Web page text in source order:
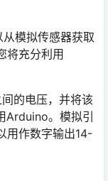
模拟传感器获取
将充分利用
的电压，并将该
Arduino。模拟引
用作数字输出14-